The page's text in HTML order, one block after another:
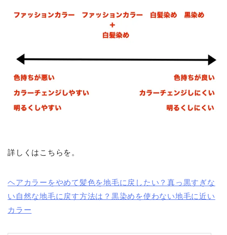
詳しくはこちらを。
ヘアカラーをやめて髪色を地毛に戻したい？真っ黒すぎな
い自然な地毛に戻す方法は？黒染めを使わない地毛に近い
カラー